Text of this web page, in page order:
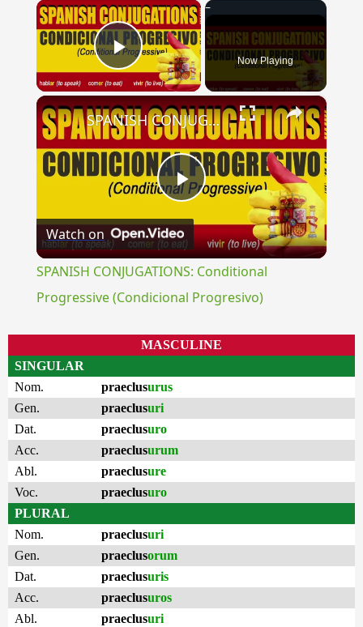
×
Play Video Now Playing
×
Play
Video
SPANISH CONJUGATIONS: Conditional Progressive (Condicional Progresivo)
Watch on
SPANISH CONJUGATIONS: Conditional
Progressive (Condicional Progresivo)
MASCULINE
SINGULAR
Nom.
praeclusurus
Gen.
praeclusuri
Dat.
praeclusuro
Acc.
praeclusurum
Abl.
praeclusure
Voc.
praeclusuro
PLURAL
Nom.
praeclusuri
Gen.
praeclusorum
Dat.
praeclusuris
Acc.
praeclusuros
Abl.
praeclusuri